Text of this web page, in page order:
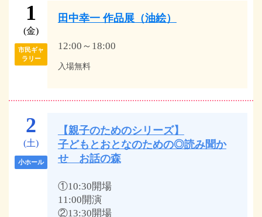
1
(金)
市民ギャ
ラリー
田中幸一 作品展（油絵）
12:00～18:00
入場無料
2
(土)
小ホール
【親子のためのシリーズ】
子どもとおとなのための◎読み聞か
せ お話の森
①10:30開場
11:00開演
②13:30開場